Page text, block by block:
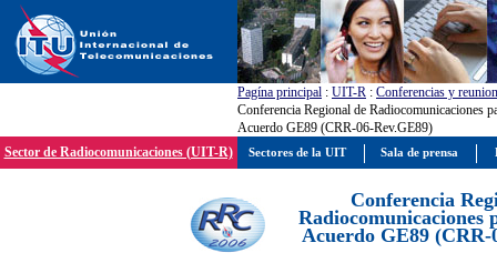
Pagína principal : UIT-R : Conferencias y
Conferencia Regional de Radiocomunicaciones
Acuerdo GE89 (CRR-06-Rev.GE89)
Sector de Radiocomunicaciones (UIT-R)
Conferencia
Radiocomunicaciones
Acuerdo GE89 (CRR-
Sectores de la UIT Sala de prensa